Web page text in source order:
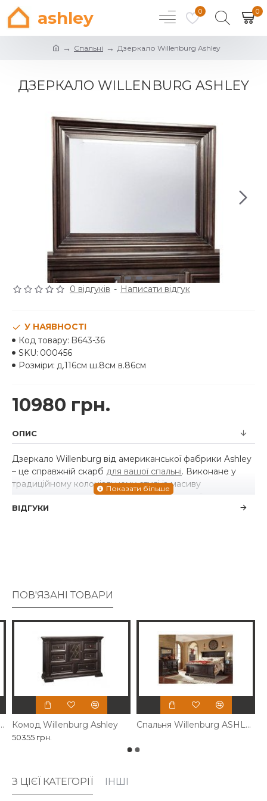
ashley 0 0
Спальні Дзеркало Willenburg Ashley
ДЗЕРКАЛО WILLENBURG ASHLEY
0 відгуків - Написати відгук
10980 грн.
У НАЯВНОСТІ
Код товару: B643-36
SKU: 000456
Розміри: д.116см ш.8см в.86см
ОПИС
Дзеркало Willenburg від американської фабрики Ashley
– це справжній скарб для вашої спальні. Виконане у
традиційному колоніальному стилі із масиву
натурального дерева. Надійний, практичний та
комфортний варіант для вашої спальні.
ВІДГУКИ
ПОВ'ЯЗАНІ ТОВАРИ
Ashley Комод Willenburg Ashley
50355 грн.
Спальня Willenburg ASHLEY
З ЦІЄЇ КАТЕГОРІЇ ІНШІ